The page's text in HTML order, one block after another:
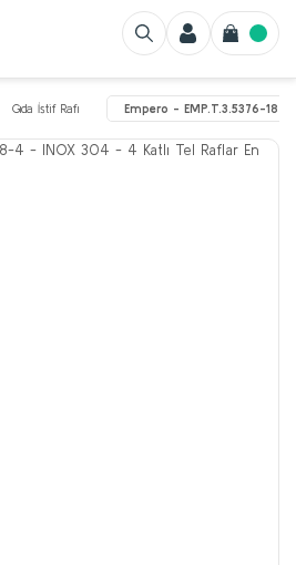
Gıda İstif Rafı Empero - EMP.T.3.5376-